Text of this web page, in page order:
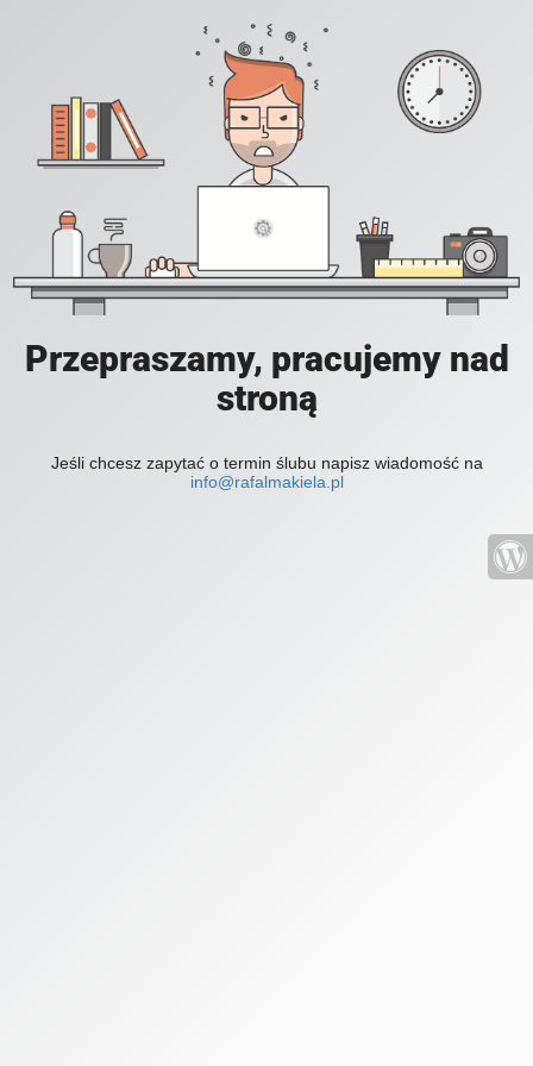
Przepraszamy, pracujemy nad
stroną
Jeśli chcesz zapytać o termin ślubu napisz wiadomość na
info@rafalmakiela.pl